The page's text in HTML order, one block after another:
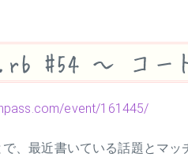
#54 〜 コ
event/161445/
、最近書いている話題とマ